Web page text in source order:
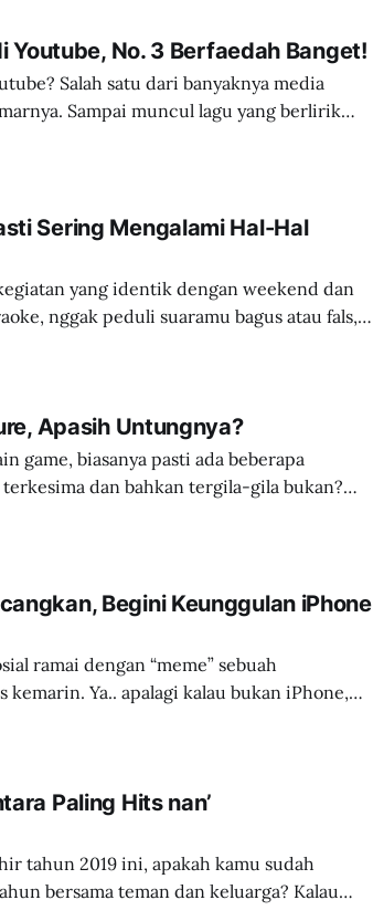
Youtube, No. 3 Berfaedah Banget!
Salah satu dari banyaknya media
Sampai muncul lagu yang berlirik
dikarenakan data yang menunjukan bahwa
Sering Mengalami Hal-Hal
yang identik dengan weekend dan
nggak peduli suaramu bagus atau fals,
Mungkin karena efek suasana lampu dan
Apasih Untungnya?
game, biasanya pasti ada beberapa
dan bahkan tergila-gila bukan?
atau kostumnya yang terlihat menarik
Begini Keunggulan iPhone
ramai dengan “meme” sebuah
kemarin. Ya.. apalagi kalau bukan iPhone,
yaitu iPhone 11. Mari kita
Paling Hits nan’
tahun 2019 ini, apakah kamu sudah
bersama teman dan keluarga? Kalau